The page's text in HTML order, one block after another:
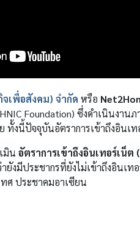
เพื่อสังคม) จำกัด หรือ
Foundation) ซึ่งดำเนินงา
ทั้งนี้ปัจจุบันอัตราการเข้าถึงอินเ
มิน อัตราการเข้าถึงอินเทอร์เน็
ยังมีประชากรที่ยังไม่เข้าถึงอินเ
ศ ประชาคมอาเซียน